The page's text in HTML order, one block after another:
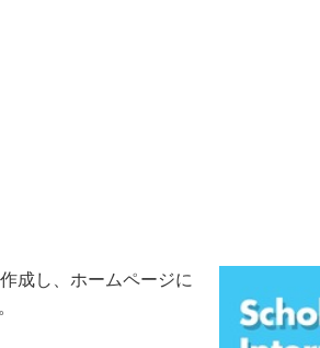
成し、ホームページに